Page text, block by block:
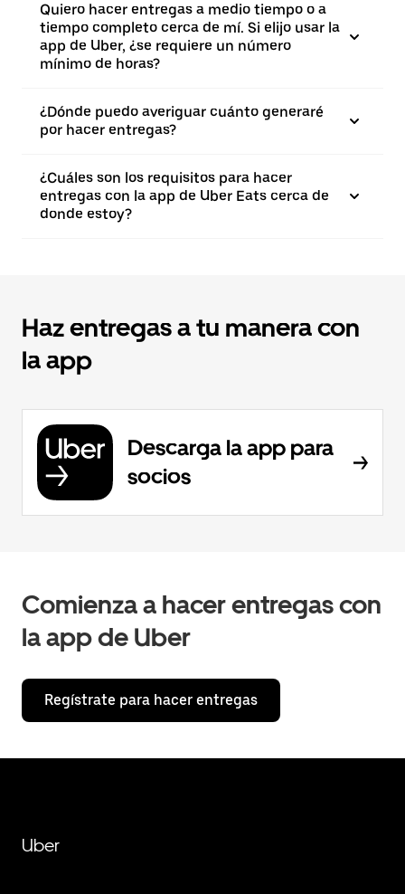
Quiero hacer entregas a medio tiempo o a
tiempo completo cerca de mí. Si elijo usar la
app de Uber, ¿se requiere un número
mínimo de horas?
¿Dónde puedo averiguar cuánto generaré
por hacer entregas?
¿Cuáles son los requisitos para hacer
entregas con la app de Uber Eats cerca de
donde estoy?
Haz entregas a tu manera con
la app
Descarga la app para
socios
Comienza a hacer entregas con
la app de Uber
Regístrate para hacer entregas
Uber